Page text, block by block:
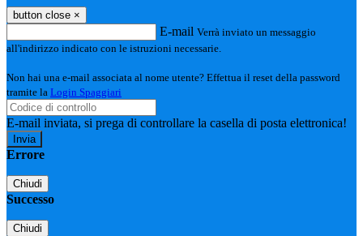
button close ×
E-mail Verrà inviato un messaggio
all'indirizzo indicato con le istruzioni necessarie.
Non hai una e-mail associata al nome utente? Effettua il reset della password
tramite la Login Spaggiari
E-mail inviata, si prega di controllare la casella di posta elettronica!
Errore
Chiudi
Successo
Chiudi